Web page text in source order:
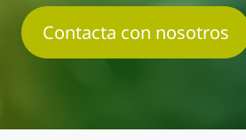
Contacta con nosotros